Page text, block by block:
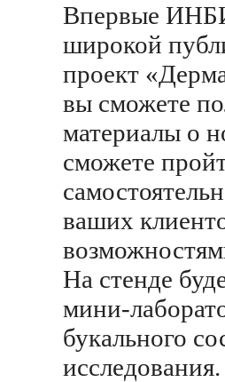
Впервые
широкой
проект
вы сможете
материалы о
сможете
ваших
На стенде
мини-
букального
исследования.